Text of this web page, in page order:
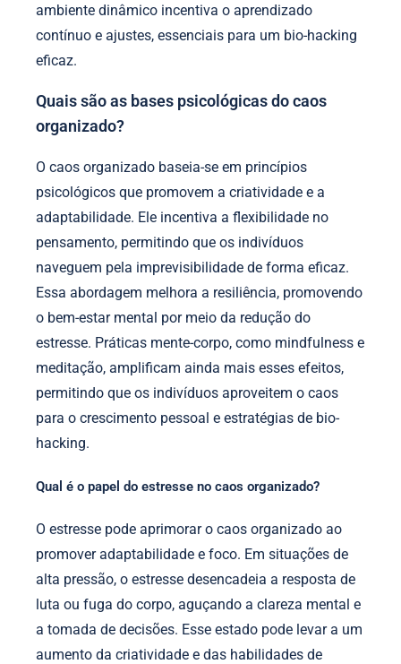
ambiente dinâmico incentiva o aprendizado
contínuo e ajustes, essenciais para um bio-hacking
eficaz.
Quais são as bases psicológicas do caos
organizado?
O caos organizado baseia-se em princípios
psicológicos que promovem a criatividade e a
adaptabilidade. Ele incentiva a flexibilidade no
pensamento, permitindo que os indivíduos
naveguem pela imprevisibilidade de forma eficaz.
Essa abordagem melhora a resiliência, promovendo
o bem-estar mental por meio da redução do
estresse. Práticas mente-corpo, como mindfulness e
meditação, amplificam ainda mais esses efeitos,
permitindo que os indivíduos aproveitem o caos
para o crescimento pessoal e estratégias de bio-
hacking.
Qual é o papel do estresse no caos organizado?
O estresse pode aprimorar o caos organizado ao
promover adaptabilidade e foco. Em situações de
alta pressão, o estresse desencadeia a resposta de
luta ou fuga do corpo, aguçando a clareza mental e
a tomada de decisões. Esse estado pode levar a um
aumento da criatividade e das habilidades de